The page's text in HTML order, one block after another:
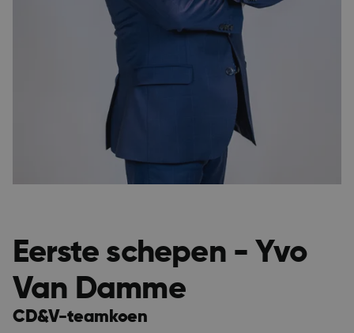
Eerste schepen - Yvo
Van Damme
CD&V-teamkoen